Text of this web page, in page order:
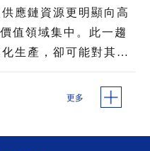
應鏈資源更明顯向高
值領域集中。此一趨
生產，卻可能對其他
價格變化。更多